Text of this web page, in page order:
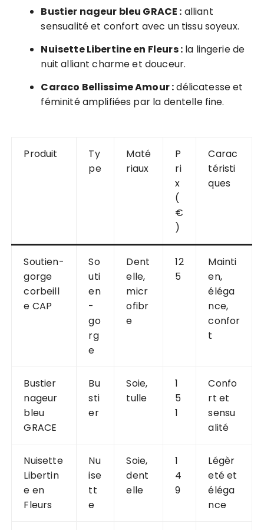
Bustier nageur bleu GRACE : alliant
sensualité et confort avec un tissu soyeux.
Nuisette Libertine en Fleurs :la lingerie de
nuit alliant charme et douceur.
Caraco Bellissime Amour :délicatesse et
féminité amplifiées par la dentelle fine.
Produit
Ty
pe
Maté
riaux
P
ri
x
(
€
)
Carac
téristi
ques
Soutien-
gorge
corbeill
e CAP
So
uti
en
-
go
rg
e
Dent
elle,
micr
ofibr
e
12
5
Mainti
en,
éléga
nce,
confor
t
Bustier
nageur
bleu
GRACE
Bu
sti
er
Soie,
tulle
1
5
1
Confo
rt et
sensu
alité
Nuisette
Libertin
e en
Fleurs
Nu
ise
tt
e
Soie,
dent
elle
1
4
9
Légèr
eté et
éléga
nce